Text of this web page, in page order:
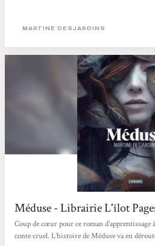
MARTINE DESJARDINS
Méduse - Librairie L'îlot
Coup de cœur pour ce roman
conte cruel. L’histoire de Méduse va en